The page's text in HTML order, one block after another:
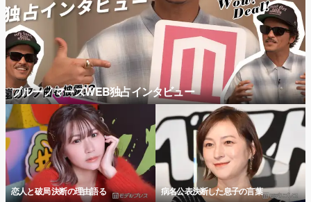
ブルーノマーズWEB独占インタビュー
恋人と破局 決断の理由語る 病名公表決断した息子の言葉